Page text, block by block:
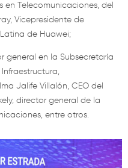
en Telecomunicaciones, del
Vicepresidente de
de Huawei;
general en la Subsecretaría
Jalife Villalón, CEO del
director general de la
entre otros.